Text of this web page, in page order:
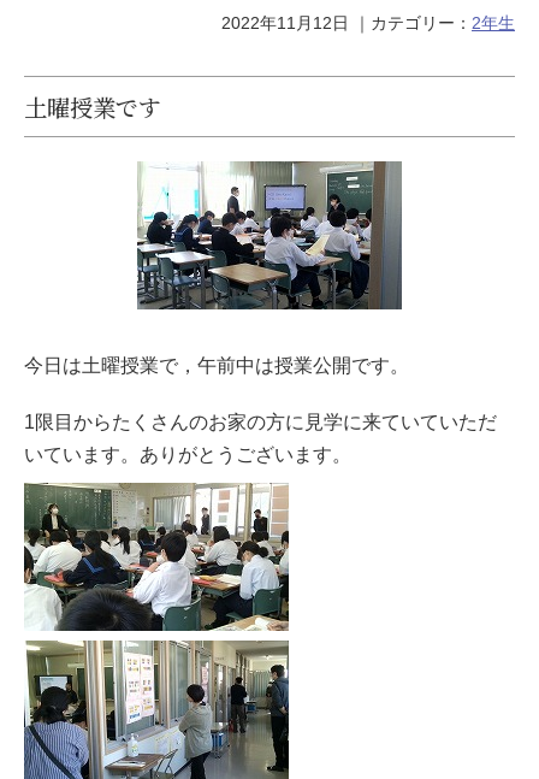
2022年11月12日 ｜カテゴリー： 2年生
土曜授業です
今日は土曜授業で，午前中は授業公開です。
1限目からたくさんのお家の方に見学に来ていていただ
いています。ありがとうございます。